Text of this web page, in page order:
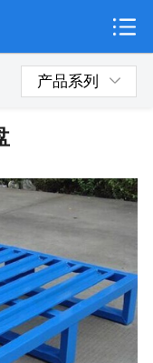
行业动态
产品系列